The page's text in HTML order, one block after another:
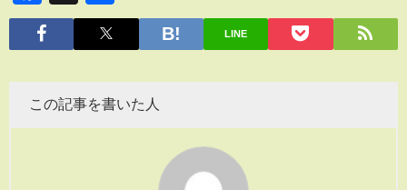
有
LINE
この記事を書いた人